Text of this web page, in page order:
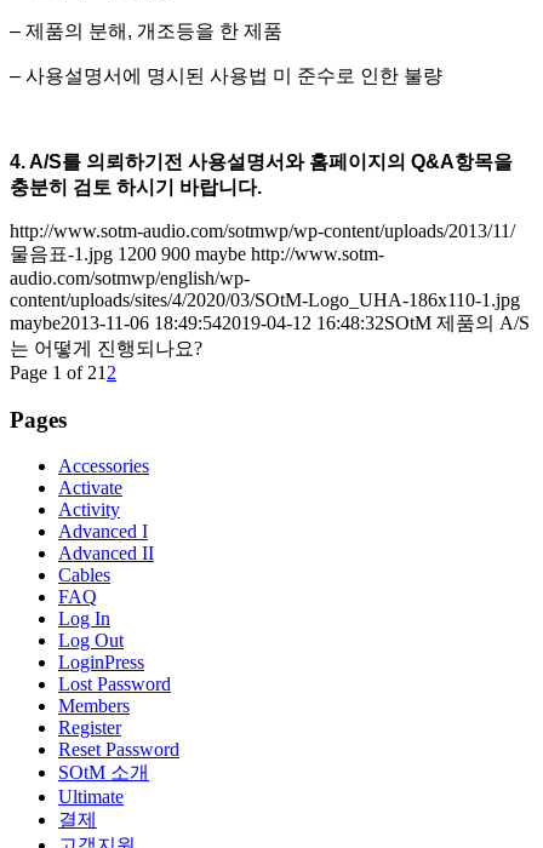
– 제품의 분해, 개조등을 한 제품
– 사용설명서에 명시된 사용법 미 준수로 인한 불량
4. A/S를 의뢰하기전 사용설명서와 홈페이지의 Q&A항목을
충분히 검토 하시기 바랍니다.
http://www.sotm-audio.com/sotmwp/wp-content/uploads/2013/11/
물음표-1.jpg 1200 900 maybe http://www.sotm-
audio.com/sotmwp/english/wp-
content/uploads/sites/4/2020/03/SOtM-Logo_UHA-186x110-1.jpg
maybe2013-11-06 18:49:542019-04-12 16:48:32SOtM 제품의 A/S
는 어떻게 진행되나요?
Page 1 of 21 2
Pages
Accessories
Activate
Activity
Advanced I
Advanced II
Cables
FAQ
Log In
Log Out
LoginPress
Lost Password
Members
Register
Reset Password
SOtM 소개
Ultimate
결제